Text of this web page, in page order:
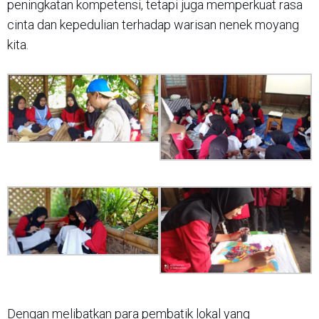
peningkatan kompetensi, tetapi juga memperkuat rasa
cinta dan kepedulian terhadap warisan nenek moyang
kita.
Dengan melibatkan para pembatik lokal yang